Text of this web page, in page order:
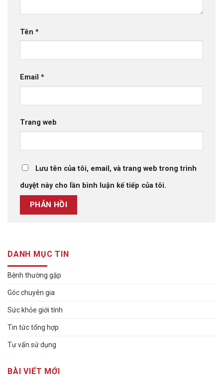
Tên *
Email *
Trang web
Lưu tên của tôi, email, và trang web trong trình
duyệt này cho lần bình luận kế tiếp của tôi.
DANH MỤC TIN
Bệnh thường gặp
Góc chuyên gia
Sức khỏe giới tính
Tin tức tổng hợp
Tư vấn sử dụng
BÀI VIẾT MỚI